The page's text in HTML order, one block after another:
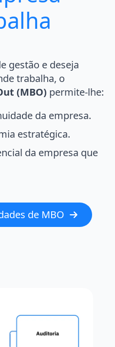
gestão e deseja
trabalha, o
(MBO) permite-lhe:
da empresa.
estratégica.
da empresa que
de MBO